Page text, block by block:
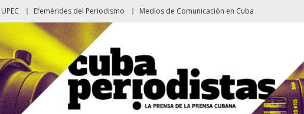
Efemérides del Periodismo Medios de Comunicación en Cuba